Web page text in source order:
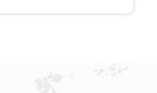
安徽省宿州市埇桥区人民中路萧邦售后服务中心（需提前预约）